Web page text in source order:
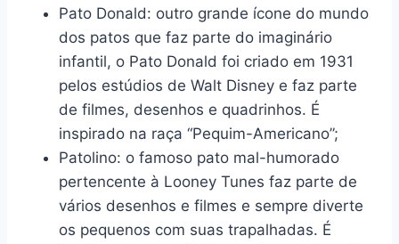
Pato Donald: outro grande ícone do mundo
dos patos que faz parte do imaginário
infantil, o Pato Donald foi criado em 1931
pelos estúdios de Walt Disney e faz parte
de filmes, desenhos e quadrinhos. É
inspirado na raça “Pequim-Americano”;
Patolino: o famoso pato mal-humorado
pertencente à Looney Tunes faz parte de
vários desenhos e filmes e sempre diverte
os pequenos com suas trapalhadas. É